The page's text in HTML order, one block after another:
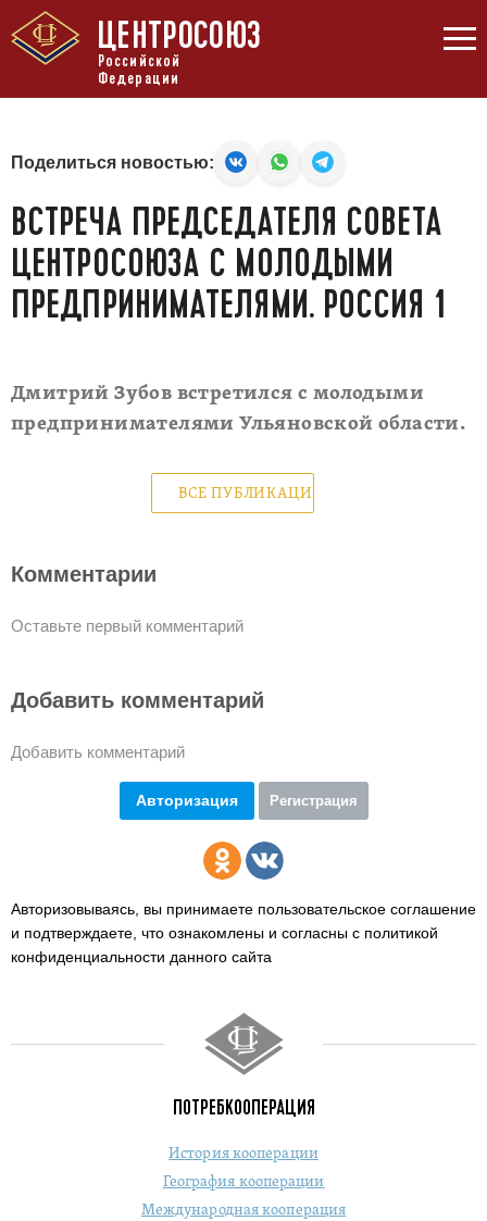
ЦЕНТРОСОЮЗ
Российской
Федерации
Поделиться новостью:
ВСТРЕЧА ПРЕДСЕДАТЕЛЯ СОВЕТА
ЦЕНТРОСОЮЗА С МОЛОДЫМИ
ПРЕДПРИНИМАТЕЛЯМИ. РОССИЯ 1
Дмитрий Зубов встретился с молодыми
предпринимателями Ульяновской области.
ВСЕ ПУБЛИКАЦИИ
Комментарии
Оставьте первый комментарий
Добавить комментарий
Добавить комментарий
Авторизация Регистрация
Авторизовываясь, вы принимаете пользовательское соглашение
и подтверждаете, что ознакомлены и согласны с политикой
конфиденциальности данного сайта
ПОТРЕБКООПЕРАЦИЯ
История кооперации
География кооперации
Международная кооперация